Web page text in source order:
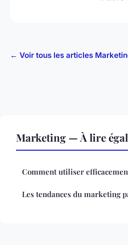
← Voir tous les articles
Marketing — À lire
Comment utiliser
Les tendances du marketing